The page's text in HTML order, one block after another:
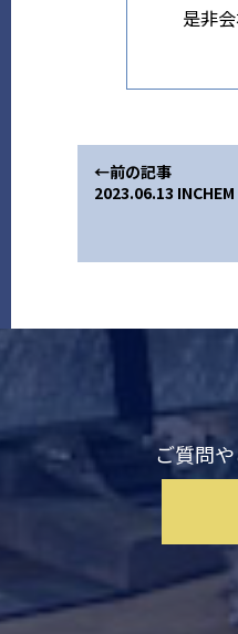
是非
←前の記事
2023.06.13
ご質問